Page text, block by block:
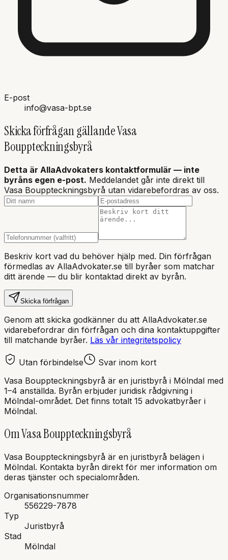
E-post
info@vasa-bpt.se
Skicka förfrågan gällandeVasa
Bouppteckningsbyrå
Detta är AllaAdvokaters kontaktformulär — inte
byråns egen e-post. Meddelandet går inte direkt till
Vasa Bouppteckningsbyrå utan vidarebefordras av oss.
Beskriv kort vad du behöver hjälp med. Din förfrågan
förmedlas av AllaAdvokater.se till byråer som matchar
ditt ärende — du blir kontaktad direkt av byrån.
Skicka förfrågan
Genom att skicka godkänner du att AllaAdvokater.se
vidarebefordrar din förfrågan och dina kontaktuppgifter
till matchande byråer. Läs vår integritetspolicy
Utan förbindelse
Svar inom kort
Vasa Bouppteckningsbyrå är en juristbyrå i Mölndal med
1–4 anställda. Byrån erbjuder juridisk rådgivning i
Mölndal-området. Det finns totalt 15 advokatbyråer i
Mölndal.
OmVasa Bouppteckningsbyrå
Vasa Bouppteckningsbyrå är en juristbyrå belägen i
Mölndal. Kontakta byrån direkt för mer information om
deras tjänster och specialområden.
Organisationsnummer
556229-7878
Typ
Juristbyrå
Stad
Mölndal